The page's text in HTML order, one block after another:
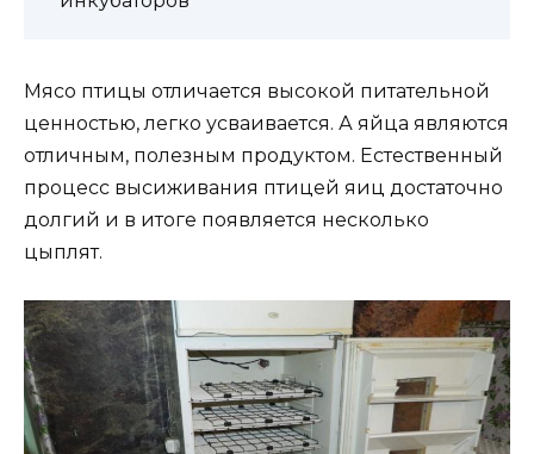
Мясо птицы отличается высокой питательной
ценностью, легко усваивается. А яйца являются
отличным, полезным продуктом. Естественный
процесс высиживания птицей яиц достаточно
долгий и в итоге появляется несколько
цыплят.